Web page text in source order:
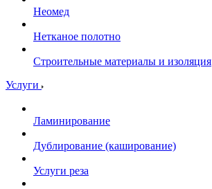
Нeомед
Нетканое полотно
Строительные материалы и изоляция
Услуги
Ламинирование
Дублирование (каширование)
Услуги реза